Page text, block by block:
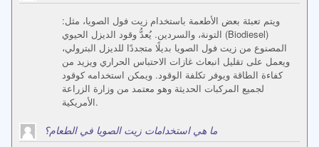
ويتم تعبئة بعض الأطعمة باستخدام زيت فول الصويا، مثل:
التونة، والسردين. يُعدُّ وقود الديزل الحيوي (Biodiesel)
المصنوع من زيت فول الصويا بديلًا متجددًا للديزل البترولي،
ويعمل على تقليل انبعاث غازات الاحتباس الحراري ويزيد من
كفاءة الطاقة ويوفر تكلفة الوقود. ويمكن استخدامه كوقود
لجميع المركبات الحديثة وهو معتمد من وزارة الزراعة
الأمريكية.
ما هي استخدامات زيت الصويا في الطعام؟